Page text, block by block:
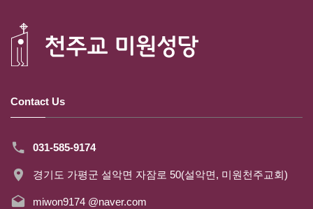
Contact Us
031-585-9174
경기도 가평군 설악면 자잠로 50(설악면, 미원천주교회)
miwon9174 @naver.com